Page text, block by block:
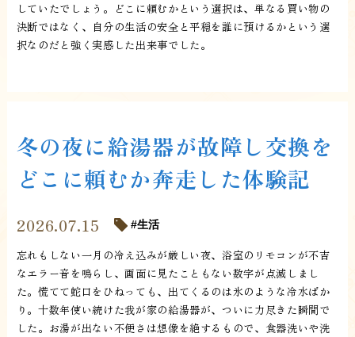
していたでしょう。どこに頼むかという選択は、単なる買い物の
決断ではなく、自分の生活の安全と平穏を誰に預けるかという選
択なのだと強く実感した出来事でした。
冬の夜に給湯器が故障し交換を
どこに頼むか奔走した体験記
2026.07.15 生活
忘れもしない一月の冷え込みが厳しい夜、浴室のリモコンが不吉
なエラー音を鳴らし、画面に見たこともない数字が点滅しまし
た。慌てて蛇口をひねっても、出てくるのは氷のような冷水ばか
り。十数年使い続けた我が家の給湯器が、ついに力尽きた瞬間で
した。お湯が出ない不便さは想像を絶するもので、食器洗いや洗